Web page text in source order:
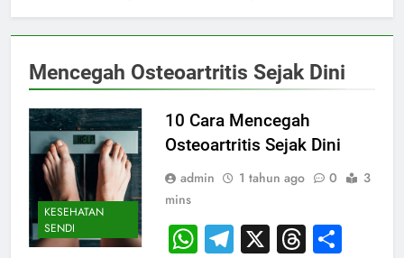
Mencegah Osteoartritis Sejak Dini
KESEHATAN
SENDI
10 Cara Mencegah
Osteoartritis Sejak Dini
admin 1 tahun ago 0
3
mins
WhatsApp
Telegram
X